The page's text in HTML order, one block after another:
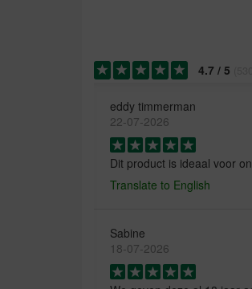
4.7 / 5
eddy timmerman
22-07-2026
Dit product is ideaal voor
Translate to English
Sabine
18-07-2026